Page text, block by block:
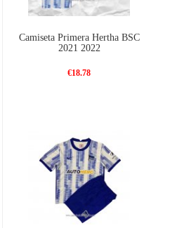
Camiseta Primera Hertha BSC
2021 2022
€18.78